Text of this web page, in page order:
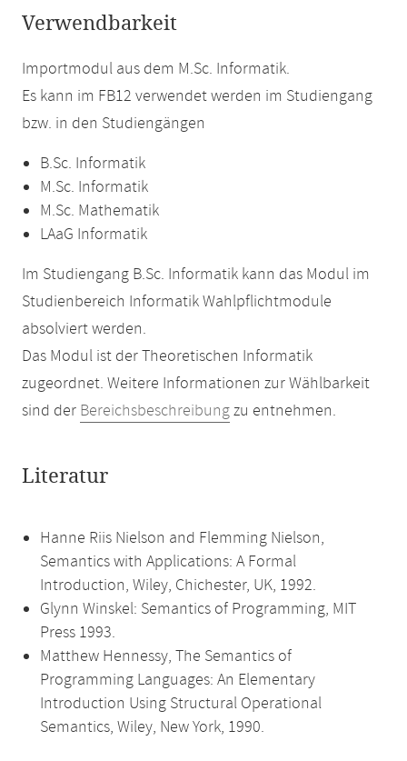
Verwendbarkeit
Importmodul aus dem M.Sc. Informatik.
Es kann im FB12 verwendet werden im Studiengang
bzw. in den Studiengängen
B.Sc. Informatik
M.Sc. Informatik
M.Sc. Mathematik
LAaG Informatik
Im Studiengang B.Sc. Informatik kann das Modul im
Studienbereich Informatik Wahlpflichtmodule
absolviert werden.
Das Modul ist der Theoretischen Informatik
zugeordnet. Weitere Informationen zur Wählbarkeit
sind der Bereichsbeschreibungzu entnehmen.
Literatur
Hanne Riis Nielson and Flemming Nielson,
Semantics with Applications: A Formal
Introduction, Wiley, Chichester, UK, 1992.
Glynn Winskel: Semantics of Programming, MIT
Press 1993.
Matthew Hennessy, The Semantics of
Programming Languages: An Elementary
Introduction Using Structural Operational
Semantics, Wiley, New York, 1990.